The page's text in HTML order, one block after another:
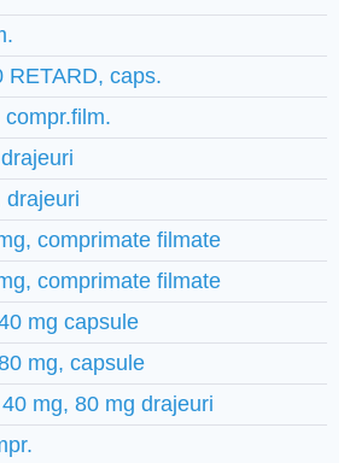
RETARD, caps.
drajeuri
comprimate filmate
comprimate filmate
mg capsule
mg, capsule
mg, 80 mg drajeuri